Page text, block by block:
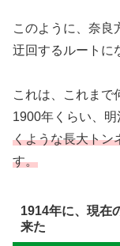
このように、奈良
迂回するルートに
これは、これまで
1900年くらい、
くような長大トン
す。
1914年に、現在
来た